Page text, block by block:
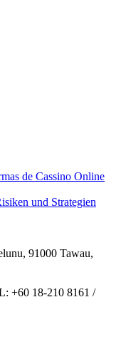
de Cassino Online
und Strategien
91000 Tawau,
+60 18-210 8161 /